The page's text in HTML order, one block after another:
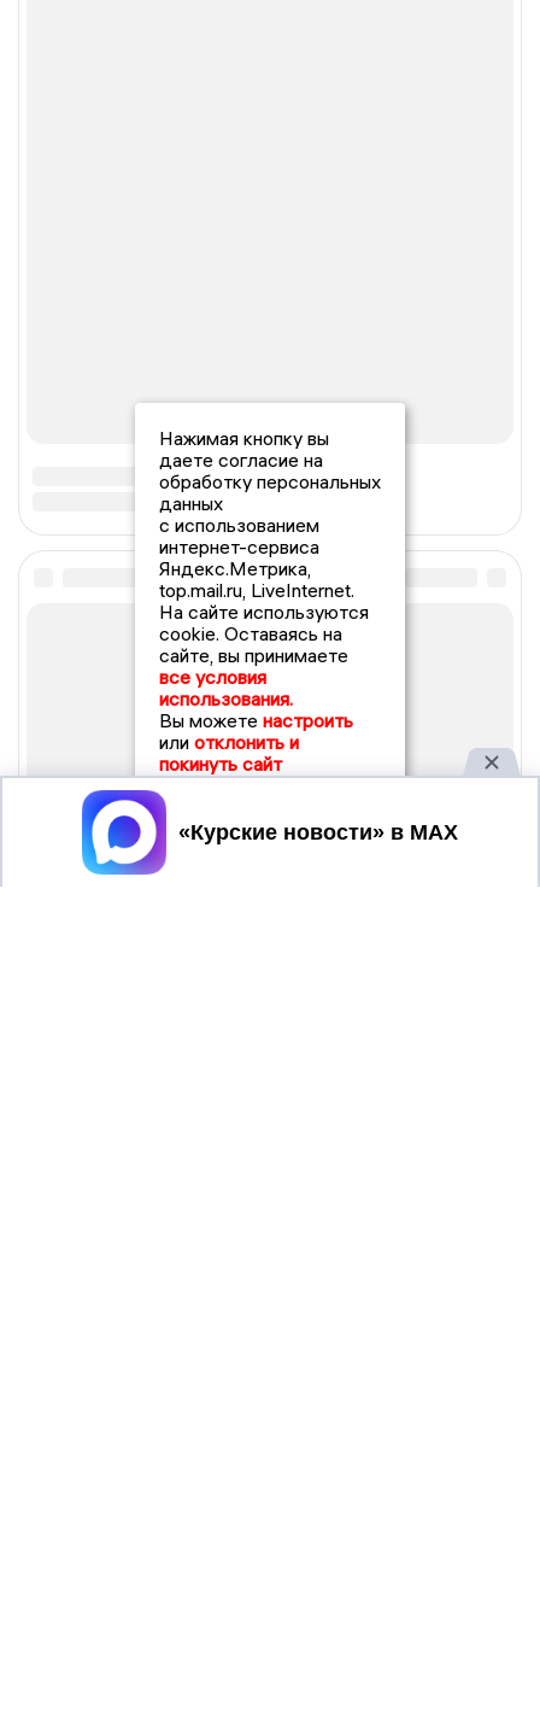
Нажимая кнопку вы
даете согласие на
обработку персональных
данных
с использованием
интернет-сервиса
Яндекс.Метрика,
top.mail.ru, LiveInternet.
На сайте используются
cookie. Оставаясь на
сайте, вы принимаете
все условия
использования.
Вы можете настроить
или отклонить и
покинуть сайт
Принять